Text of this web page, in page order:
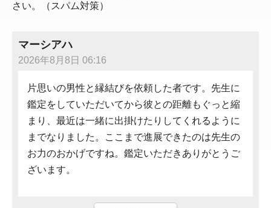
さい。（スパム対策）
マーシアハ
2026年8月8日 06:16
片思いの男性と縁結びを依頼した者です。先生に
鑑定をしていただいてから彼との距離もぐっと縮
まり、最近は一緒に出掛けたりしてくれるように
までなりました。ここまで進展できたのは先生の
お力のおかげですね。鑑定いただきありがとうご
ざいます。